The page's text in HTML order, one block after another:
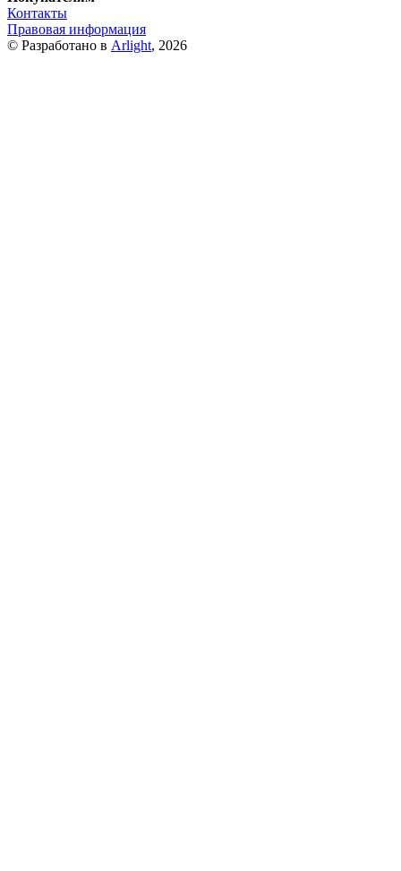
Контакты
Правовая информация
© Разработано в Arlight, 2026